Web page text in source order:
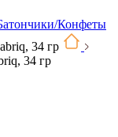
Конфеты
34 гр
34 гр